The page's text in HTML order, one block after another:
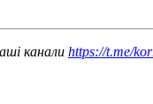
канали https://t.me/